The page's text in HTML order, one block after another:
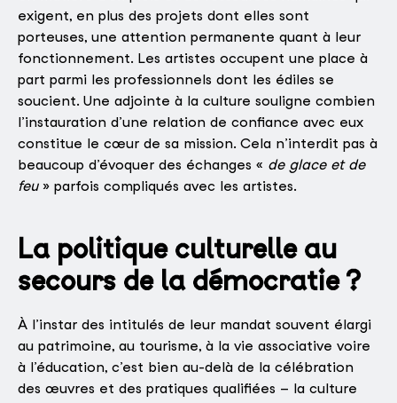
exigent, en plus des projets dont elles sont
porteuses, une attention permanente quant à leur
fonctionnement. Les artistes occupent une place à
part parmi les professionnels dont les édiles se
soucient. Une adjointe à la culture souligne combien
l’instauration d’une relation de confiance avec eux
constitue le cœur de sa mission. Cela n’interdit pas à
beaucoup d’évoquer des échanges « de glace et de
feu» parfois compliqués avec les artistes.
La politique culturelle au
secours de la démocratie ?
À l’instar des intitulés de leur mandat souvent élargi
au patrimoine, au tourisme, à la vie associative voire
à l’éducation, c’est bien au-delà de la célébration
des œuvres et des pratiques qualifiées – la culture